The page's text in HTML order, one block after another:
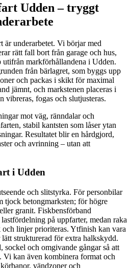
Udden – tryggt
underarbetet. Vi börjar med
rätt fall bort från garage och hus,
markförhållandena i Udden.
från bärlagret, som byggs upp
och packas i skikt för maximal
jämnt, och markstenen placeras i
vibreras, fogas och slutjusteras.
mot väg, ränndalar och
stabil kantsten som låser ytan
Resultatet blir en hårdgjord,
och avrinning – utan att
i Udden
och slitstyrka. För personbilar
tjock betongmarksten; för högre
granit. Fiskbensförband
på uppfarter, medan raka
och linjer prioriteras. Ytfinish kan vara
strukturerad för extra halkskydd.
sockel och omgivande gångar så att
kan även kombinera format och
vändzoner och